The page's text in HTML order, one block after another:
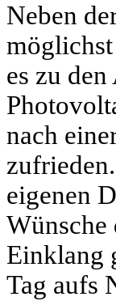
Neben
es zu
nach
eigenen
Wünsche
Einklang
Tag aufs